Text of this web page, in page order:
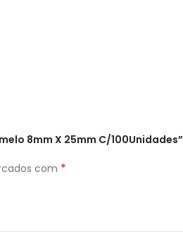
8mm X 25mm C/100Unidades”
com *